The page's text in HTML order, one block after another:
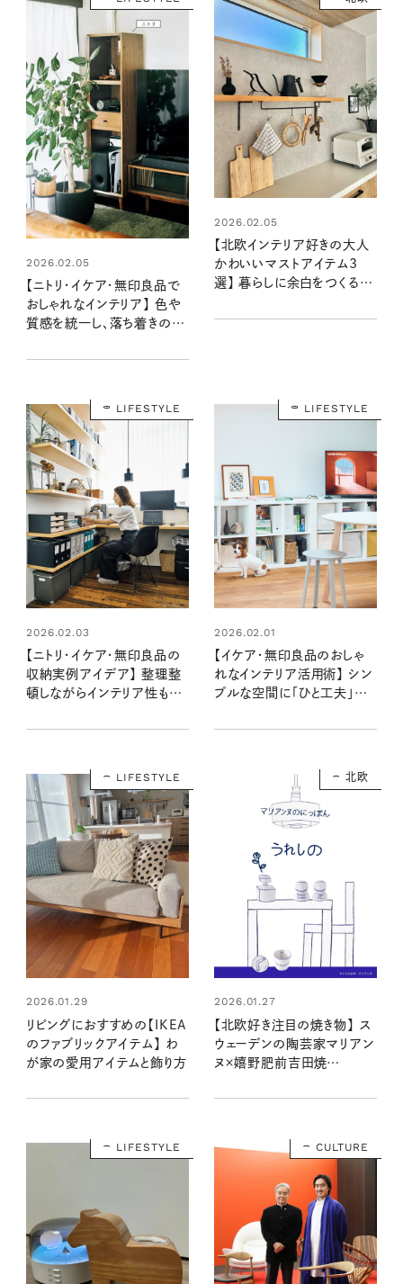
2026.02.05
【ニトリ・イケア・無印良品で
おしゃれなインテリア】 色や
質感を統一し、落ち着きのあ
2026.02.05
【北欧インテリア好きの大人
かわいいマストアイテム3
選】 暮らしに余白をつくる、
LIFESTYLE
2026.02.03
【ニトリ・イケア・無印良品の
収納実例アイデア】 整理整
頓しながらインテリア性もあ
宅
LIFESTYLE
2026.02.01
【イケア・無印良品のおしゃ
れなインテリア活用術】 シン
プルな空間に「ひと工夫」で
昌裕さん宅
LIFESTYLE
2026.01.29
リビングにおすすめの【IKEA
のファブリックアイテム】 わ
が家の愛用アイテムと飾り方
北欧
2026.01.27
【北欧好き注目の焼き物】 ス
ウェーデンの陶芸家マリアン
ヌ×嬉野肥前吉田焼
心いっぱいでかわいい！
LIFESTYLE CULTURE